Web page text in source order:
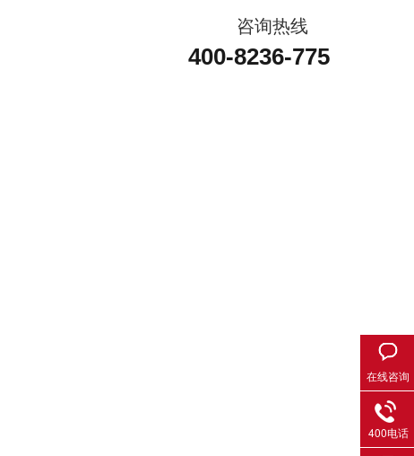
咨询热线
400-8236-775
在线咨询
400电话